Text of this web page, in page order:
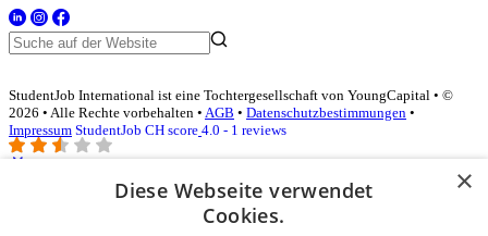
StudentJob International ist eine Tochtergesellschaft von YoungCapital • ©
2026 • Alle Rechte vorbehalten • AGB • Datenschutzbestimmungen •
Impressum StudentJob CH score 4.0 - 1 reviews
Login für Unternehmen
×
Diese Webseite verwendet
Cookies.